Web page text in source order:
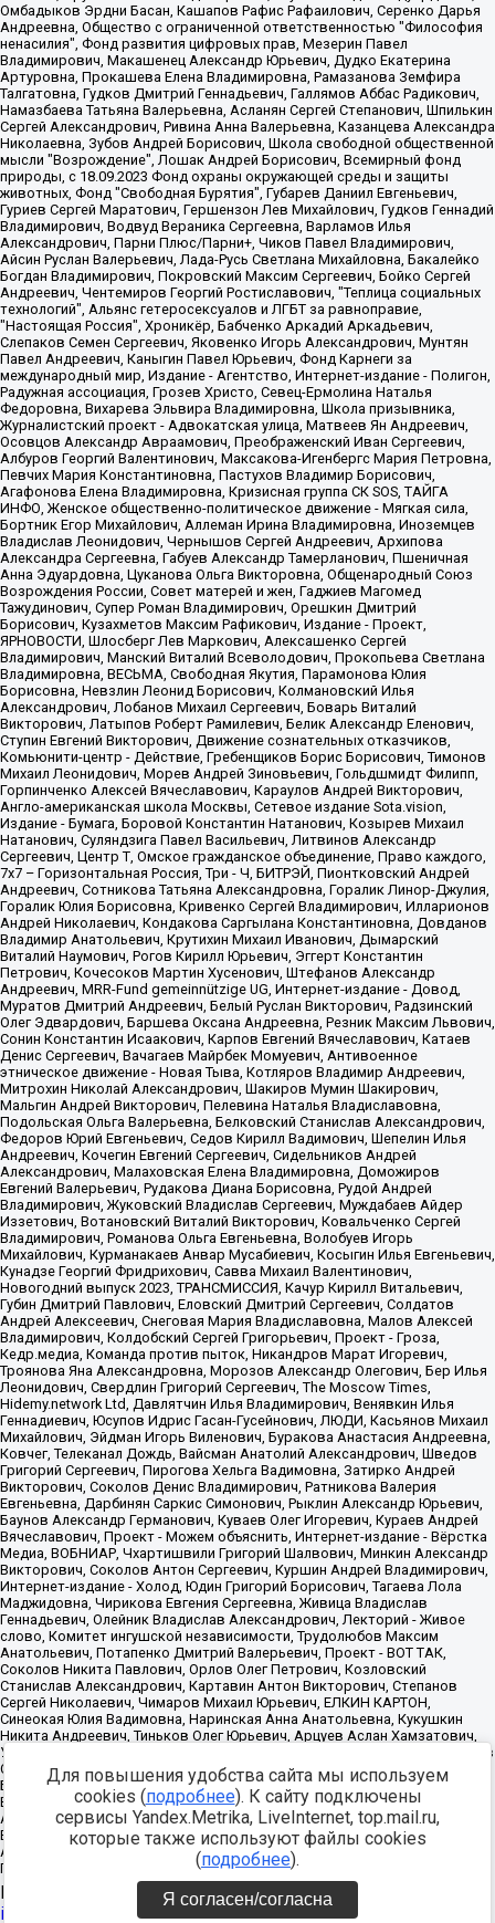
Источник:
https://minjust.gov.ru/uploaded/files/reestr-
inostrannyih-agentov-22-03-2024.pdf
данные на
Для повышения удобства сайта мы используем
cookies (подробнее). К сайту подключены
сервисы Yandex.Metrika, LiveInternet, top.mail.ru,
которые также используют файлы cookies
(подробнее).
Я согласен/согласна